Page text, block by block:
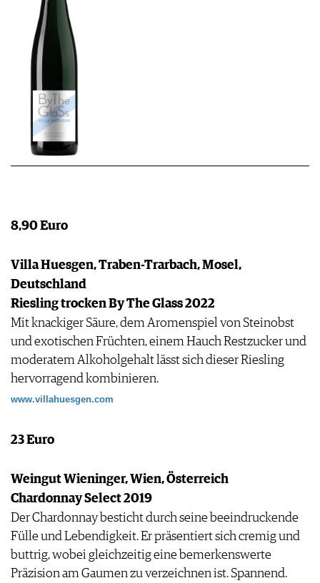
8,90 Euro
Villa Huesgen, Traben-Trarbach, Mosel,
Deutschland
Riesling trocken By The Glass 2022
Mit knackiger Säure, dem Aromenspiel von Steinobst
und exotischen Früchten, einem Hauch Restzucker und
moderatem Alkoholgehalt lässt sich dieser Riesling
hervorragend kombinieren.
www.villahuesgen.com
23 Euro
Weingut Wieninger, Wien, Österreich
Chardonnay Select 2019
Der Chardonnay besticht durch seine beeindruckende
Fülle und Lebendigkeit. Er präsentiert sich cremig und
buttrig, wobei gleichzeitig eine bemerkenswerte
Präzision am Gaumen zu verzeichnen ist. Spannend.